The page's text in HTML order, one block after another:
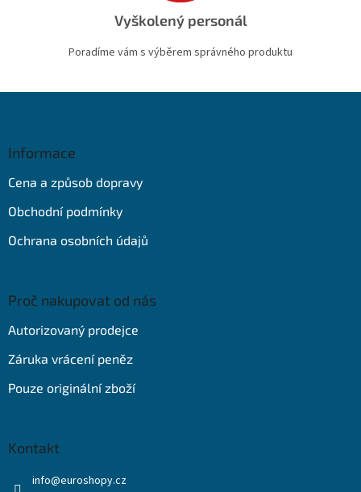
Vyškolený personál
Poradíme vám s výběrem správného produktu
Informace
Cena a způsob dopravy
Obchodní podmínky
Ochrana osobních údajů
Proč nakupovat od nás
Autorizovaný prodejce
Záruka vrácení peněz
Pouze originální zboží
Kontakt
info@euroshopy.cz